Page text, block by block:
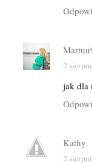
2
jak dla
Kathy
2